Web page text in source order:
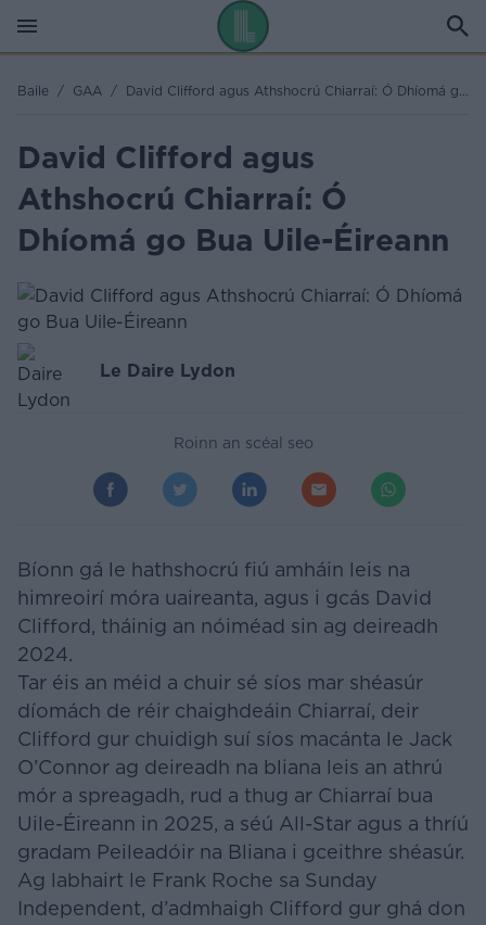
Baile / GAA /
David Clifford agus
Athshocrú Chiarraí: Ó
Dhíomá go Bua Uile-Éireann
Le Daire Lydon
Roinn an scéal seo
Bíonn gá le hathshocrú fiú amháin leis na
himreoirí móra uaireanta, agus i gcás David
Clifford, tháinig an nóiméad sin ag deireadh
2024.
Tar éis an méid a chuir sé síos mar shéasúr
díomách de réir chaighdeáin Chiarraí, deir
Clifford gur chuidigh suí síos macánta le Jack
O’Connor ag deireadh na bliana leis an athrú
mór a spreagadh, rud a thug ar Chiarraí bua
Uile-Éireann in 2025, a séú All-Star agus a thríú
gradam Peileadóir na Bliana i gceithre shéasúr.
Ag labhairt le Frank Roche sa Sunday
Independent, d’admhaigh Clifford gur ghá don